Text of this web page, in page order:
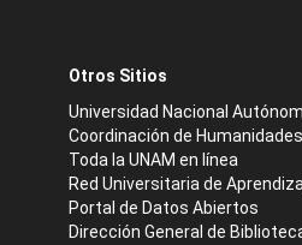
Otros Sitios
Universidad Nacional
Coordinación de Humanidades
Toda la UNAM en línea
Red Universitaria de
Portal de Datos Abiertos
Dirección General de